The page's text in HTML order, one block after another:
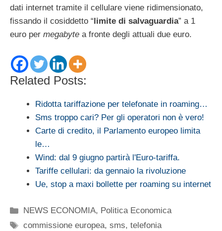
dati internet tramite il cellulare viene ridimensionato,
fissando il cosiddetto “ limite di salvaguardia” a 1
euro per megabyte a fronte degli attuali due euro.
Related Posts:
Ridotta tariffazione per telefonate in roaming…
Sms troppo cari? Per gli operatori non è vero!
Carte di credito, il Parlamento europeo limita
le…
Wind: dal 9 giugno partirà l'Euro-tariffa.
Tariffe cellulari: da gennaio la rivoluzione
Ue, stop a maxi bollette per roaming su internet
Categorie
NEWS ECONOMIA, Politica Economica
Tag
commissione europea,sms,telefonia